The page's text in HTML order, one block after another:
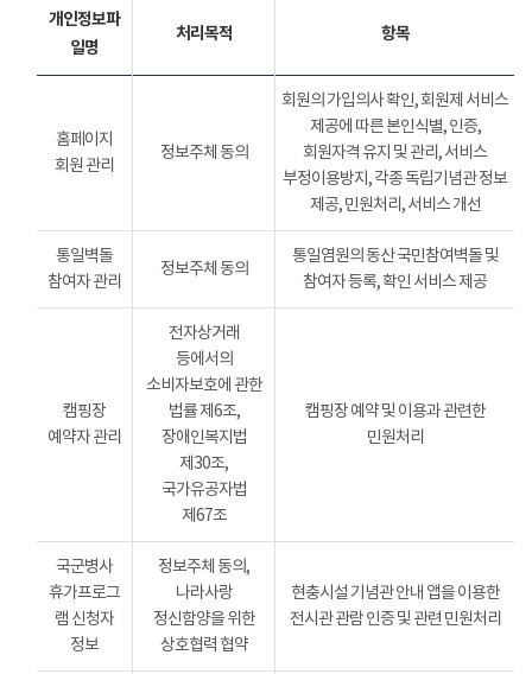
개인정보파
일명
처리목적 항목
홈페이지
회원 관리
정보주체 동의
회원의 가입의사 확인, 회원제 서비스
제공에 따른 본인식별, 인증,
회원자격 유지 및 관리, 서비스
부정이용방지, 각종 독립기념관 정보
제공, 민원처리, 서비스 개선
통일벽돌
참여자 관리
정보주체 동의
통일염원의 동산 국민참여벽돌 및
참여자 등록, 확인 서비스 제공
캠핑장
예약자 관리
전자상거래
등에서의
소비자보호에 관한
법률 제6조,
장애인복지법
제30조,
국가유공자법
제67조
캠핑장 예약 및 이용과 관련한
민원처리
국군병사
휴가프로그
램 신청자
정보
정보주체 동의,
나라사랑
정신함양을 위한
상호협력 협약
현충시설 기념관 안내 앱을 이용한
전시관 관람 인증 및 관련 민원처리